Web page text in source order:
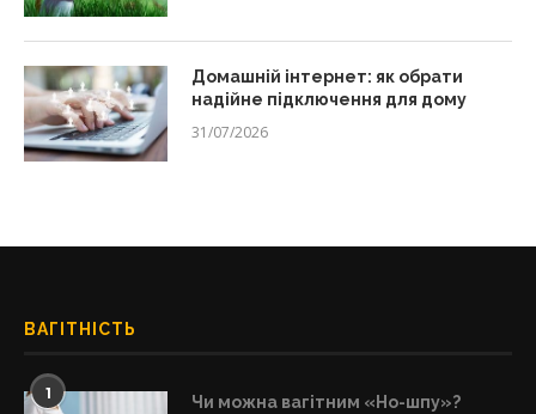
Домашній інтернет: як обрати
надійне підключення для дому
31/07/2026
ВАГІТНІСТЬ
1 Чи можна вагітним «Но-шпу»?